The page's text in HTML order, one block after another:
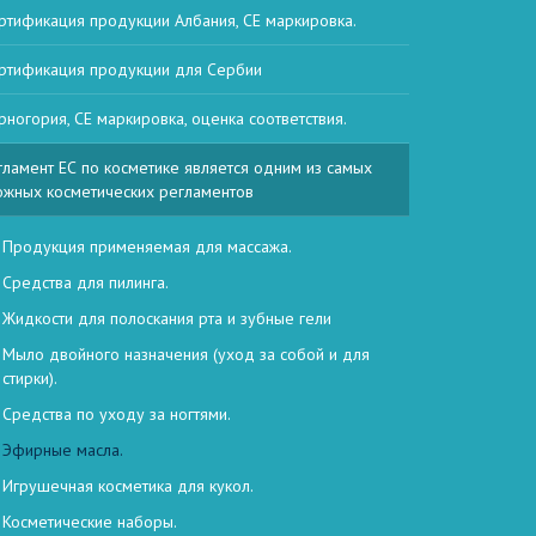
продукции Албания, СЕ маркировка.
продукции для Сербии
СЕ маркировка, оценка соответствия.
ЕС по косметике является одним из самых
косметических регламентов
Продукция применяемая для массажа.
Средства для пилинга.
Жидкости для полоскания рта и зубные гели
Мыло двойного назначения (уход за собой и для
стирки).
Средства по уходу за ногтями.
Эфирные масла.
Игрушечная косметика для кукол.
Косметические наборы.